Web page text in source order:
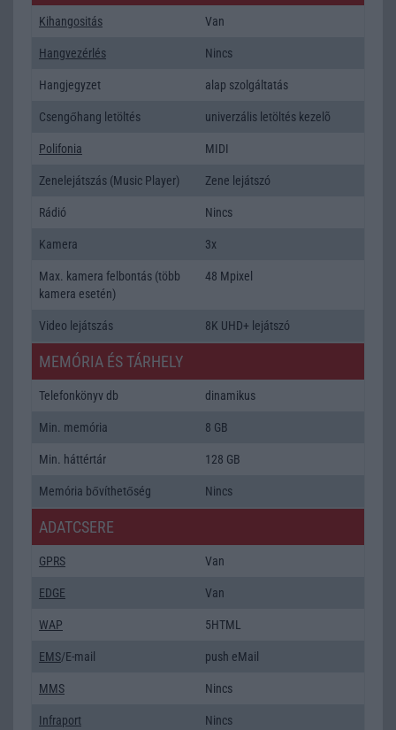
Kihangositás Van
Hangvezérlés Nincs
Hangjegyzet alap szolgáltatás
Csengőhang letöltés univerzális letöltés kezelõ
Polifonia MIDI
Zenelejátszás (Music Player) Zene lejátszó
Rádió Nincs
Kamera 3x
Max. kamera felbontás (több
kamera esetén)
48 Mpixel
Video lejátszás 8K UHD+ lejátszó
MEMÓRIA ÉS TÁRHELY
Telefonkönyv db dinamikus
Min. memória 8 GB
Min. háttértár 128 GB
Memória bővíthetőség Nincs
ADATCSERE
GPRS Van
EDGE Van
WAP 5HTML
EMS/E-mail push eMail
MMS Nincs
Infraport Nincs